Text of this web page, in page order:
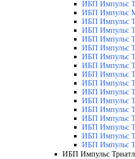
ИБП Импульс
ИБП Импульс
ИБП Импульс
ИБП Импульс
ИБП Импульс
ИБП Импульс
ИБП Импульс
ИБП Импульс
ИБП Импульс
ИБП Импульс
ИБП Импульс
ИБП Импульс
ИБП Импульс
ИБП Импульс
ИБП Импульс
ИБП Импульс
ИБП Импульс
ИБП Импульс